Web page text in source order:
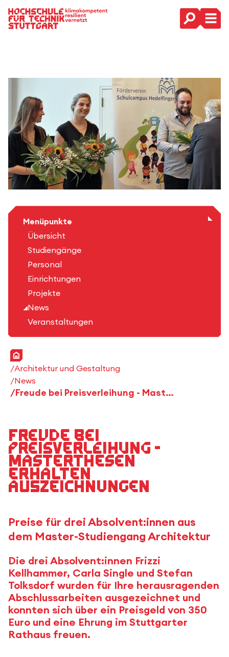
Hauptnavigation
Menüpunkte
Übersicht
Studiengänge
Personal
Einrichtungen
Projekte
News
Veranstaltungen
Startseite
Architektur und Gestaltung
News
Freude bei Preisverleihung - Masterthesen erhalten Auszeichnungen
Freude bei
Preisverleihung -
Masterthesen
erhalten
Auszeichnungen
Preise für drei Absolvent:innen aus
dem Master-Studiengang Architektur
Die drei Absolvent:innen Frizzi
Kellhammer, Carla Single und Stefan
Tolksdorf wurden für Ihre herausragenden
Abschlussarbeiten ausgezeichnet und
konnten sich über ein Preisgeld von 350
Euro und eine Ehrung im Stuttgarter
Rathaus freuen.